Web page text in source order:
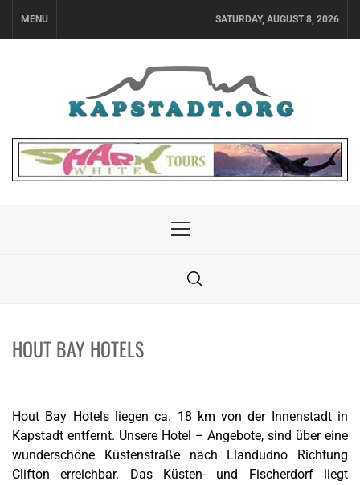
MENU SATURDAY, AUGUST 8, 2026
Menu
HOUT BAY HOTELS
Hout Bay Hotels liegen ca. 18 km von der Innenstadt in
Kapstadt entfernt. Unsere Hotel – Angebote, sind über eine
wunderschöne Küstenstraße nach Llandudno Richtung
Clifton erreichbar. Das Küsten- und Fischerdorf liegt